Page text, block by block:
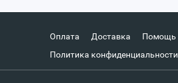
Оплата Доставка Помощь
Политика конфиденциальности